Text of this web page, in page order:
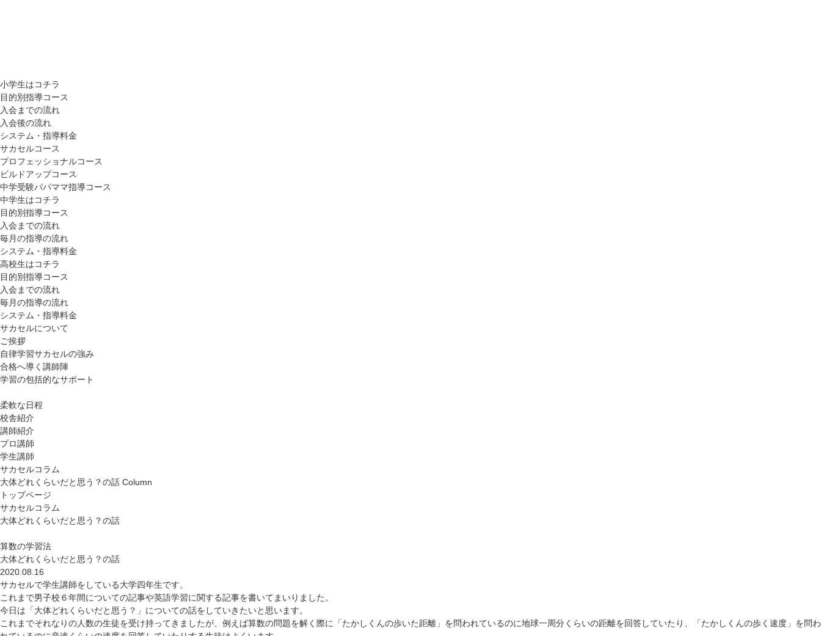
小学生はコチラ
目的別指導コース
入会までの流れ
入会後の流れ
システム・指導料金
サカセルコース
プロフェッショナルコース
ビルドアップコース
中学受験パパママ指導コース
中学生はコチラ
目的別指導コース
入会までの流れ
毎月の指導の流れ
システム・指導料金
高校生はコチラ
目的別指導コース
入会までの流れ
毎月の指導の流れ
システム・指導料金
サカセルについて
ご挨拶
自律学習サカセルの強み
合格へ導く講師陣
学習の包括的なサポート
柔軟な日程
校舎紹介
講師紹介
プロ講師
学生講師
サカセルコラム
大体どれくらいだと思う？の話 Column
トップページ
サカセルコラム
大体どれくらいだと思う？の話
算数の学習法
大体どれくらいだと思う？の話
2020.08.16
サカセルで学生講師をしている大学四年生です。
これまで男子校６年間についての記事や英語学習に関する記事を書いてまいりました。
今日は「大体どれくらいだと思う？」についての話をしていきたいと思います。
これまでそれなりの人数の生徒を受け持ってきましたが、例えば算数の問題を解く際に「たかしくんの歩いた距離」を問われているのに地球一周分くらいの距離を回答していたり、「たかしくんの歩く速度」を問わ